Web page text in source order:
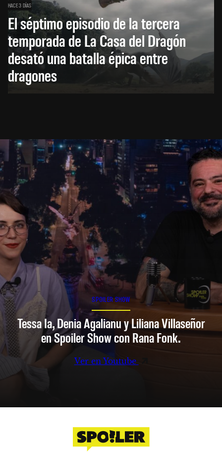
HACE 3 DÍAS
El séptimo episodio de la tercera
temporada de La Casa del Dragón
desató una batalla épica entre
dragones
SPOILER SHOW
Tessa Ia, Denia Agalianu y Liliana Villaseñor
en Spoiler Show con Rana Fonk.
Ver en Youtube